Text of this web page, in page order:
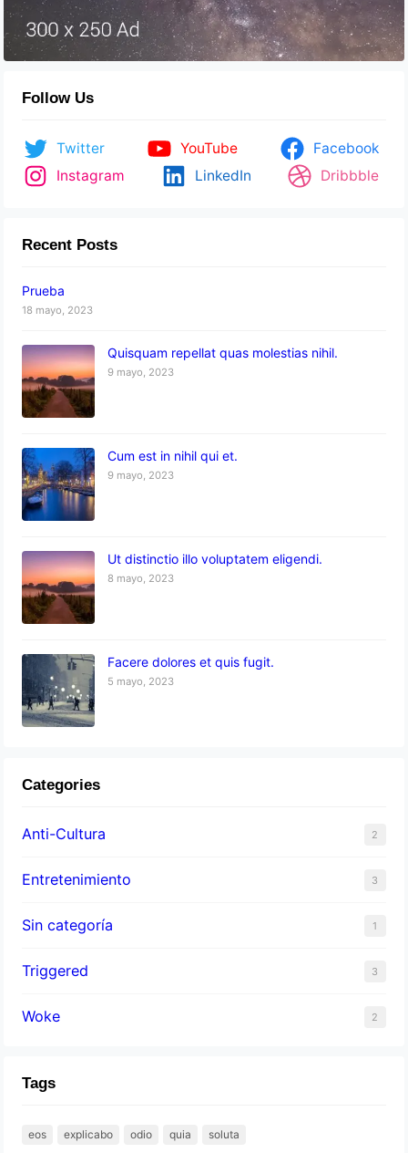
Follow Us
Twitter YouTube
Facebook
Instagram
LinkedIn Dribbble
Recent Posts
Prueba
18 mayo, 2023
Quisquam repellat quas molestias nihil.
9 mayo, 2023
Cum est in nihil qui et.
9 mayo, 2023
Ut distinctio illo voluptatem eligendi.
8 mayo, 2023
Facere dolores et quis fugit.
5 mayo, 2023
Categories
Anti-Cultura 2
Entretenimiento 3
Sin categoría 1
Triggered 3
Woke 2
Tags
eos explicabo odio quia soluta